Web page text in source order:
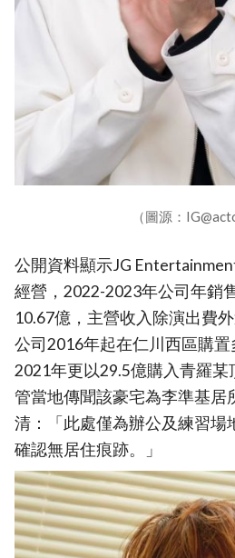
（圖源：
公開資料顯示JG
經營，2022-2023年公司年銷
10.67億，主營收入除演出費
公司2016年起在仁川西區購置
2021年更以29.5億購入青羅
管當地傳聞該豪宅為李準基居
清：「此處僅為辦公及練習場
確認無居住痕跡。」